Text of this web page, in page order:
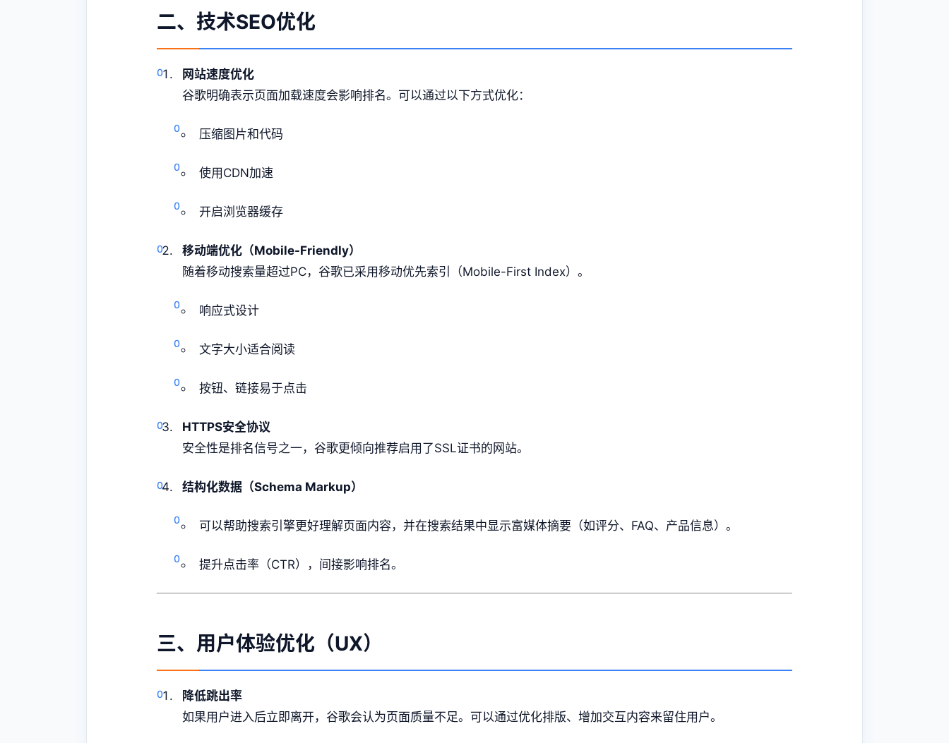
二、技术SEO优化
网站速度优化
谷歌明确表示页面加载速度会影响排名。可以通过以下方式优化：
压缩图片和代码
使用CDN加速
开启浏览器缓存
移动端优化（Mobile-Friendly）
随着移动搜索量超过PC，谷歌已采用移动优先索引（Mobile-First Index）。
响应式设计
文字大小适合阅读
按钮、链接易于点击
HTTPS安全协议
安全性是排名信号之一，谷歌更倾向推荐启用了SSL证书的网站。
结构化数据（Schema Markup）
可以帮助搜索引擎更好理解页面内容，并在搜索结果中显示富媒体摘要（如评分、FAQ、产品信息）。
提升点击率（CTR），间接影响排名。
三、用户体验优化（UX）
降低跳出率
如果用户进入后立即离开，谷歌会认为页面质量不足。可以通过优化排版、增加交互内容来留住用户。